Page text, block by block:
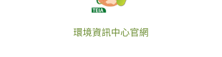
環境資訊中心官網